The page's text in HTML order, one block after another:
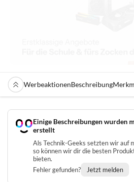
WerbeaktionenBeschreibung
Einige Beschreibungen wurden
erstellt
Als Technik-Geeks setzten wir auf
so können wir dir die besten
bieten.
Fehler gefunden?
Jetzt melden